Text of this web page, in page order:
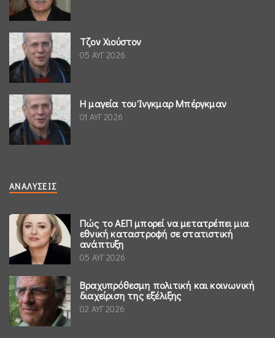
Τζον Χιούστον
05 ΑΥΓ 2026
Η μαγεία του Ίνγκμαρ Μπέργκμαν
01 ΑΥΓ 2026
ΑΝΑΛΎΣΕΙΣ
Πώς το ΑΕΠ μπορεί να μετατρέπει μια
εθνική καταστροφή σε στατιστική
ανάπτυξη
05 ΑΥΓ 2026
Βραχυπρόθεσμη πολιτική και κοινωνική
διαχείριση της εξέλιξης
02 ΑΥΓ 2026